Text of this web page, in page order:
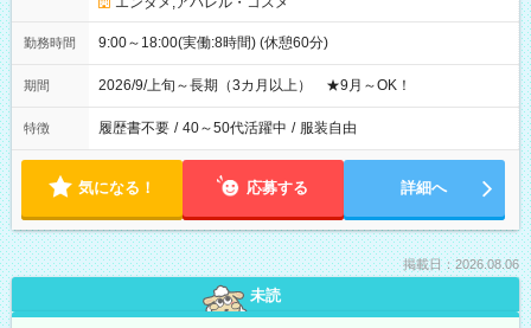
勤務時間 9:00～18:00(実働:8時間) (休憩60分)
期間 2026/9/上旬～長期（3カ月以上） ★9月～OK！
特徴 履歴書不要 / 40～50代活躍中 / 服装自由
気になる！ 応募する 詳細へ
掲載日：2026.08.06
未読